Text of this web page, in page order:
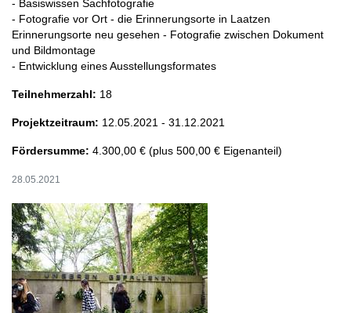
- Basiswissen Sachfotografie
- Fotografie vor Ort - die Erinnerungsorte in Laatzen
Erinnerungsorte neu gesehen - Fotografie zwischen Dokument
und Bildmontage
- Entwicklung eines Ausstellungsformates
Teilnehmerzahl: 18
Projektzeitraum: 12.05.2021 - 31.12.2021
Fördersumme: 4.300,00 € (plus 500,00 € Eigenanteil)
28.05.2021